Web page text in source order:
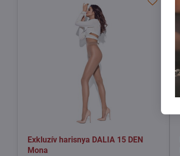
Exkluzív harisnya DALIA 15 DEN
Mona